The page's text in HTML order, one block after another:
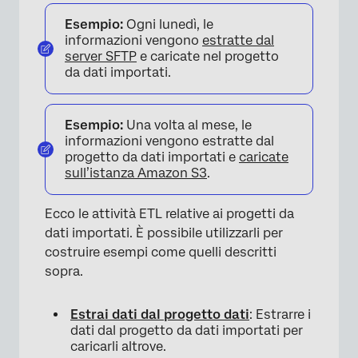
Esempio: Ogni lunedì, le
informazioni vengono estratte dal
server SFTP e caricate nel progetto
da dati importati.
Esempio: Una volta al mese, le
informazioni vengono estratte dal
progetto da dati importati e caricate
sull’istanza Amazon S3.
Ecco le attività ETL relative ai progetti da
dati importati. È possibile utilizzarli per
costruire esempi come quelli descritti
sopra.
Estrai dati dal progetto dati: Estrarre i
dati dal progetto da dati importati per
caricarli altrove.